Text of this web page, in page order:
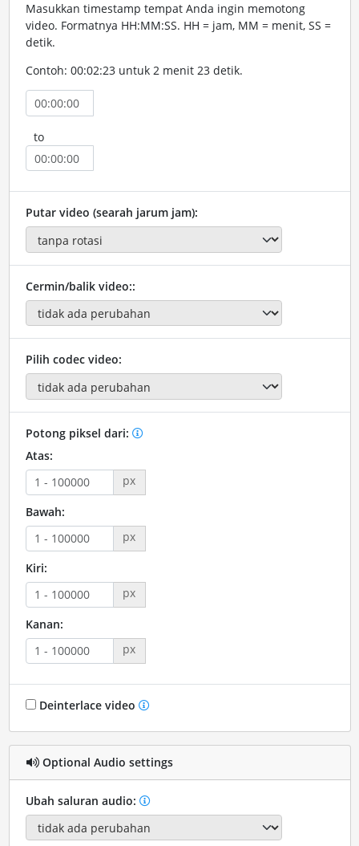
Masukkan timestamp tempat Anda ingin memotong
video. Formatnya HH:MM:SS. HH = jam, MM = menit, SS =
detik.
Contoh: 00:02:23 untuk 2 menit 23 detik.
to
Putar video (searah jarum jam):
Cermin/balik video::
Pilih codec video:
Potong piksel dari:
Atas:
px
Bawah:
px
Kiri:
px
Kanan:
px
Deinterlace video
Optional Audio settings
Ubah saluran audio: